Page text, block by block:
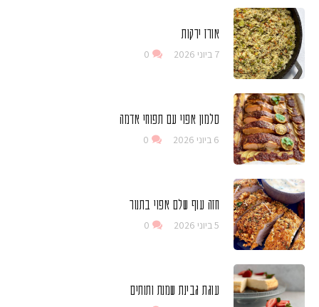
אורז ירקות
7 ביוני 2026 0
סלמון אפוי עם תפוחי אדמה
6 ביוני 2026 0
חזה עוף שלם אפוי בתנור
5 ביוני 2026 0
עוגת גבינת שמנת ותותים